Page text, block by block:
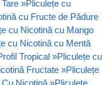
»Pliculețe cu
cu Fructe de Pădure
cu Nicotină cu Mango
cu Nicotină cu Mentă
Tropical »Pliculețe cu
Fructate »Pliculețe